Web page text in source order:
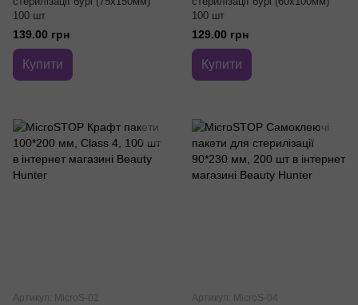
100 шт
139.00 грн
Купити
100 шт
129.00 грн
Купити
Артикул: MicroS-02 Артикул: MicroS-04